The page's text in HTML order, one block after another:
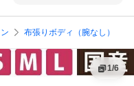
布張りボディ（腕なし）
1/6